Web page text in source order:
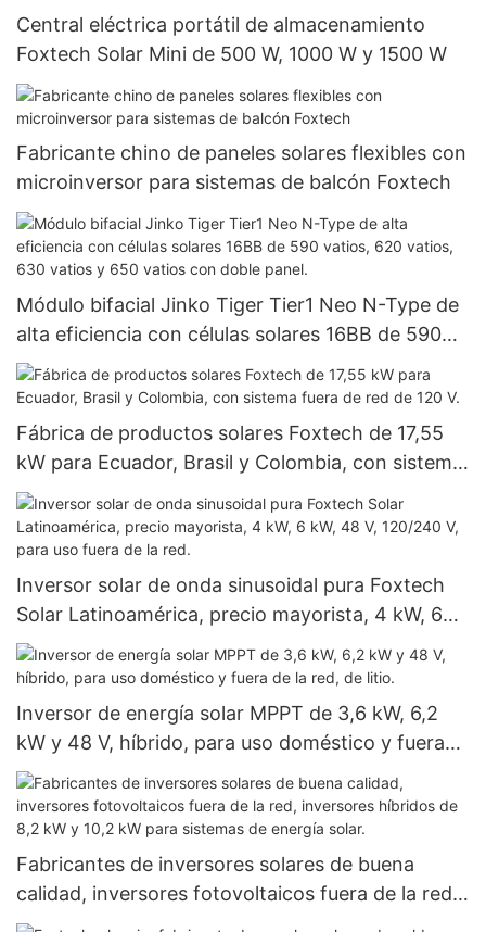
Central eléctrica portátil de almacenamiento
Foxtech Solar Mini de 500 W, 1000 W y 1500 W
Fabricante chino de paneles solares flexibles con
microinversor para sistemas de balcón Foxtech
Módulo bifacial Jinko Tiger Tier1 Neo N-Type de
alta eficiencia con células solares 16BB de 590
vatios, 620 vatios, 630 vatios y 650 vatios con
doble panel.
Fábrica de productos solares Foxtech de 17,55
kW para Ecuador, Brasil y Colombia, con sistema
fuera de red de 120 V.
Inversor solar de onda sinusoidal pura Foxtech
Solar Latinoamérica, precio mayorista, 4 kW, 6
kW, 48 V, 120/240 V, para uso fuera de la red.
Inversor de energía solar MPPT de 3,6 kW, 6,2
kW y 48 V, híbrido, para uso doméstico y fuera
de la red, de litio.
Fabricantes de inversores solares de buena
calidad, inversores fotovoltaicos fuera de la red,
inversores híbridos de 8,2 kW y 10,2 kW para